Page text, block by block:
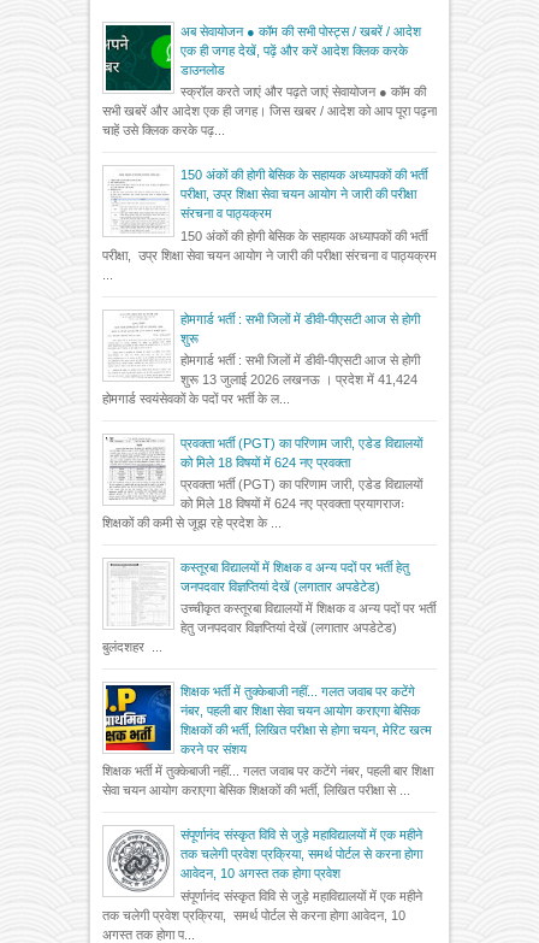
अब सेवायोजन ● कॉम की सभी पोस्ट्स / खबरें / आदेश
एक ही जगह देखें, पढ़ें और करें आदेश क्लिक करके
डाउनलोड
स्क्रॉल करते जाएं और पढ़ते जाएं सेवायोजन ● कॉम की
सभी खबरें और आदेश एक ही जगह। जिस खबर / आदेश को आप पूरा पढ़ना
चाहें उसे क्लिक करके पढ़...
150 अंकों की होगी बेसिक के सहायक अध्यापकों की भर्ती
परीक्षा, उप्र शिक्षा सेवा चयन आयोग ने जारी की परीक्षा
संरचना व पाठ्यक्रम
150 अंकों की होगी बेसिक के सहायक अध्यापकों की भर्ती
परीक्षा, उप्र शिक्षा सेवा चयन आयोग ने जारी की परीक्षा संरचना व पाठ्यक्रम
होमगार्ड भर्ती : सभी जिलों में डीवी-पीएसटी आज से होगी
शुरू
होमगार्ड भर्ती : सभी जिलों में डीवी-पीएसटी आज से होगी
शुरू 13 जुलाई 2026 लखनऊ । प्रदेश में 41,424
होमगार्ड स्वयंसेवकों के पदों पर भर्ती के ल...
प्रवक्ता भर्ती (PGT) का परिणाम जारी, एडेड विद्यालयों
को मिले 18 विषयों में 624 नए प्रवक्ता
प्रवक्ता भर्ती (PGT) का परिणाम जारी, एडेड विद्यालयों
को मिले 18 विषयों में 624 नए प्रवक्ता प्रयागराजः
शिक्षकों की कमी से जूझ रहे प्रदेश के ...
कस्तूरबा विद्यालयों में शिक्षक व अन्य पदों पर भर्ती हेतु
जनपदवार विज्ञप्तियां देखें (लगातार अपडेटेड)
उच्चीकृत कस्तूरबा विद्यालयों में शिक्षक व अन्य पदों पर भर्ती
हेतु जनपदवार विज्ञप्तियां देखें (लगातार अपडेटेड)
बुलंदशहर ...
शिक्षक भर्ती में तुक्केबाजी नहीं... गलत जवाब पर कटेंगे
नंबर, पहली बार शिक्षा सेवा चयन आयोग कराएगा बेसिक
शिक्षकों की भर्ती, लिखित परीक्षा से होगा चयन, मेरिट खत्म
करने पर संशय
शिक्षक भर्ती में तुक्केबाजी नहीं... गलत जवाब पर कटेंगे नंबर, पहली बार शिक्षा
सेवा चयन आयोग कराएगा बेसिक शिक्षकों की भर्ती, लिखित परीक्षा से ...
संपूर्णानंद संस्कृत विवि से जुड़े महाविद्यालयों में एक महीने
तक चलेगी प्रवेश प्रक्रिया, समर्थ पोर्टल से करना होगा
आवेदन, 10 अगस्त तक होगा प्रवेश
संपूर्णानंद संस्कृत विवि से जुड़े महाविद्यालयों में एक महीने
तक चलेगी प्रवेश प्रक्रिया, समर्थ पोर्टल से करना होगा आवेदन, 10
अगस्त तक होगा प...